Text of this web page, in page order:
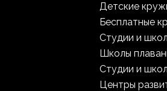
Детские
Бесплатные
Студии и
Школы
Студии и
Центры